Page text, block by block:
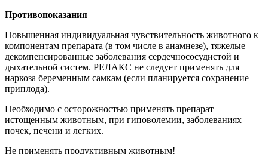
Противопоказания
Повышенная индивидуальная чувствительность животного к
компонентам препарата (в том числе в анамнезе), тяжелые
декомпенсированные заболевания сердечнососудистой и
дыхательной систем. РЕЛАКС не следует применять для
наркоза беременным самкам (если планируется сохранение
приплода).
Необходимо с осторожностью применять препарат
истощенным животным, при гиповолемии, заболеваниях
почек, печени и легких.
Не применять продуктивным животным!